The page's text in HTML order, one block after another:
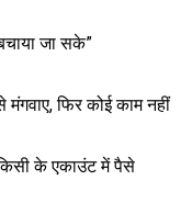
जा सके”
फिर कोई काम नहीं
के एकाउंट में पैसे